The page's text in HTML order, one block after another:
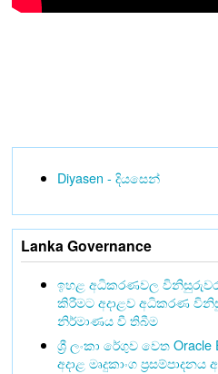
Diyasen - දියසෙන්
Lanka Governance
ඉහළ අධිකරණවල
කිරීමට අදාළව අධිකරණ
නිර්මාණය වී තිබීම
ශ්‍රී ලංකා රේගුව වෙත
අදාළ මෘදුකාංග